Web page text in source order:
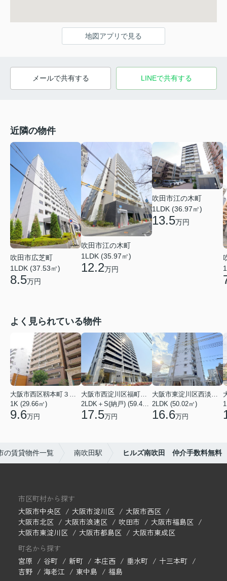
地図アプリで見る
メールで共有する LINEで共有する
近隣の物件
吹田市広芝町
1LDK (37.53㎡)
8.5万円
吹田市江の木町
1LDK (35.97㎡)
12.2万円
吹田市江の木町
1LDK (36.97㎡)
13.5万円
よく見られている物件
1K (29.66㎡)
9.6万円 17.5万円
2LDK (50.02㎡)
16.6万円
の賃貸物件一覧 南吹田駅 ヒルズ南吹田 仲介手数料無料
市区町村から探す
大阪市中央区
大阪市淀川区
大阪市西区
大阪市北区
大阪市浪速区 吹田市
大阪市福島区
大阪市東淀川区
大阪市都島区
大阪市東成区
町名から探す
宮原
谷町 新町 本庄西 垂水町
十三本町
吉野
海老江 東中島
福島